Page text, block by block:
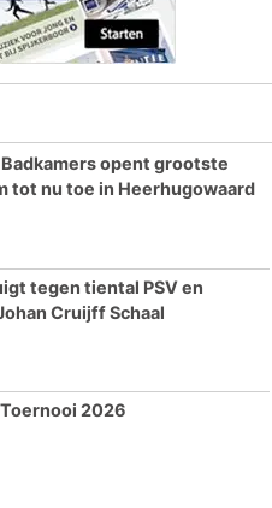
opent grootste
tot nu toe in Heerhugowaard
tegen tiental PSV en
Cruijff Schaal
2026